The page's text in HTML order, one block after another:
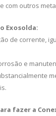
com outros
Exosolda:
de corrente,
e
fazer a